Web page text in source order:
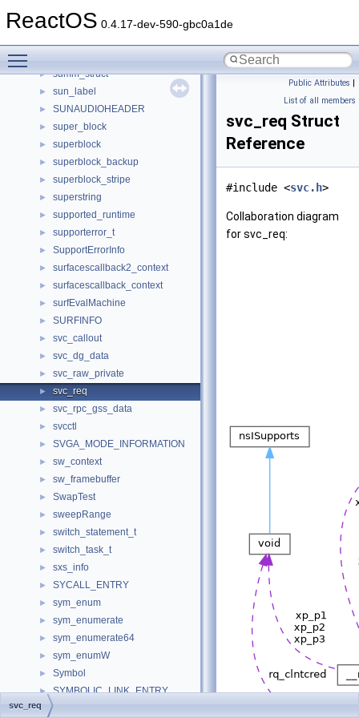
ReactOS 0.4.17-dev-590-gbc0a1de
► subtractive_rng
► summ_struct
► sun_label
► SUNAUDIOHEADER
► super_block
► superblock
► superblock_backup
► superblock_stripe
► superstring
► supported_runtime
► supporterror_t
► SupportErrorInfo
► surfacescallback2_context
► surfacescallback_context
► surfEvalMachine
► SURFINFO
► svc_callout
► svc_dg_data
► svc_raw_private
► svc_req
► svc_rpc_gss_data
► svcctl
► SVGA_MODE_INFORMATION
► sw_context
► sw_framebuffer
► SwapTest
► sweepRange
► switch_statement_t
► switch_task_t
► sxs_info
► SYCALL_ENTRY
► sym_enum
► sym_enumerate
► sym_enumerate64
► sym_enumW
► Symbol
► SYMBOLIC_LINK_ENTRY
► SYMBOLICLINK_ENTRY
Public Attributes |
List of all members
svc_req Struct
Reference
#include <svc.h>
Collaboration diagram
for svc_req:
svc_req